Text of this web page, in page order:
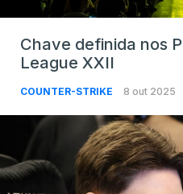
Chave definida nos
League XXII
COUNTER-STRIKE 8 out 2025